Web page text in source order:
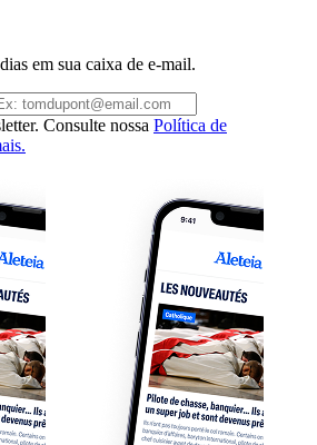
em sua caixa de e-mail.
Consulte nossa Política de